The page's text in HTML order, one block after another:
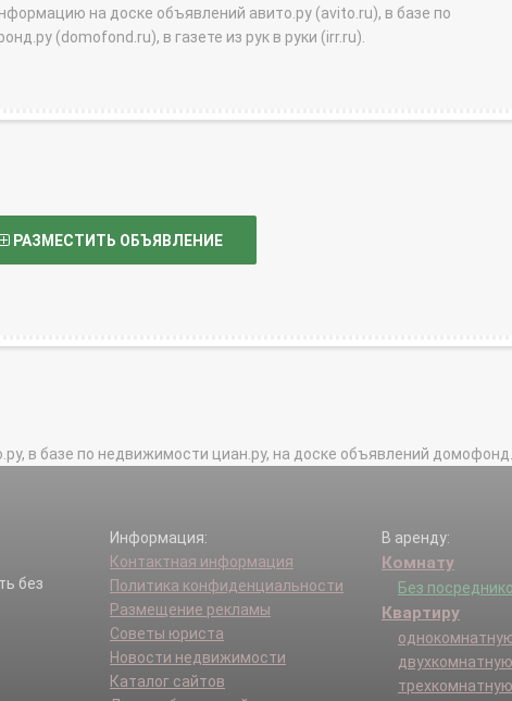
на доске объявлений авито.ру (avito.ru), в базе по
(domofond.ru), в газете из рук в руки (irr.ru).
РАЗМЕСТИТЬ ОБЪЯВЛЕНИЕ
в базе по недвижимости циан.ру, на доске объявлений
без
Информация:
Контактная информация
Политика конфиденциальности
Размещение рекламы
Советы юриста
Новости недвижимости
Каталог сайтов
В аренду:
Комнату
Без
Квартиру
двухкомнатную
трехкомнатную